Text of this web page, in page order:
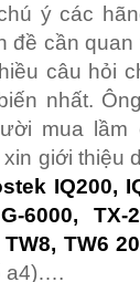
ý các
đề cần
câu hỏi
nhất.
mua
giới thiệu
IQ200,
6000,
TW6
a4)….